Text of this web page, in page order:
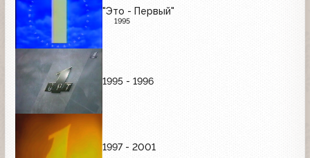
"Это - Первый"
1995
1995 - 1996
1997 - 2001